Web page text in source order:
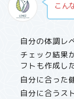
こん
自分の体調レ
チェック結果
フトも作成し
自分に合った
自分に合うス